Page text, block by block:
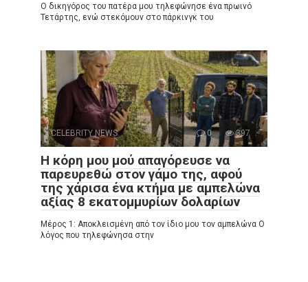
Ο δικηγόρος του πατέρα μου τηλεφώνησε ένα πρωινό
Τετάρτης, ενώ στεκόμουν στο πάρκινγκ του
CELEBRITY NEWS 0 397
Η κόρη μου μού απαγόρευσε να
παρευρεθώ στον γάμο της, αφού
της χάρισα ένα κτήμα με αμπελώνα
αξίας 8 εκατομμυρίων δολαρίων
Μέρος 1: Αποκλεισμένη από τον ίδιο μου τον αμπελώνα Ο
λόγος που τηλεφώνησα στην